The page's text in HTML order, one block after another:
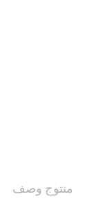
منتوج وصف